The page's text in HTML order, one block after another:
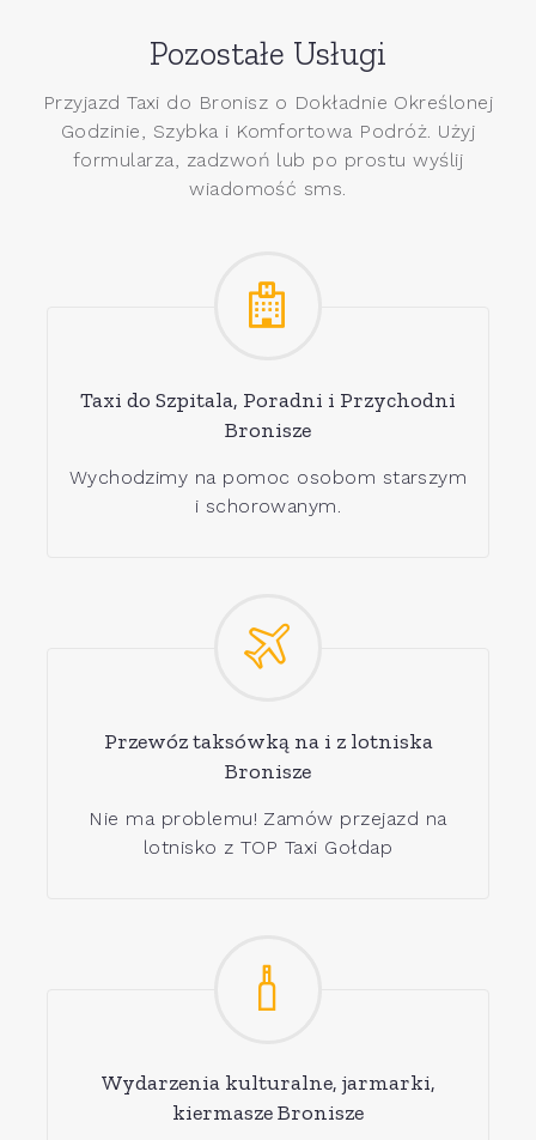
Pozostałe Usługi
Przyjazd Taxi do Bronisz o Dokładnie Określonej
Godzinie, Szybka i Komfortowa Podróż. Użyj
formularza, zadzwoń lub po prostu wyślij
wiadomość sms.
Taxi do Szpitala, Poradni i Przychodni
Bronisze
Wychodzimy na pomoc osobom starszym
i schorowanym.
Przewóz taksówką na i z lotniska
Bronisze
Nie ma problemu! Zamów przejazd na
lotnisko z TOP Taxi Gołdap
Wydarzenia kulturalne, jarmarki,
kiermasze Bronisze